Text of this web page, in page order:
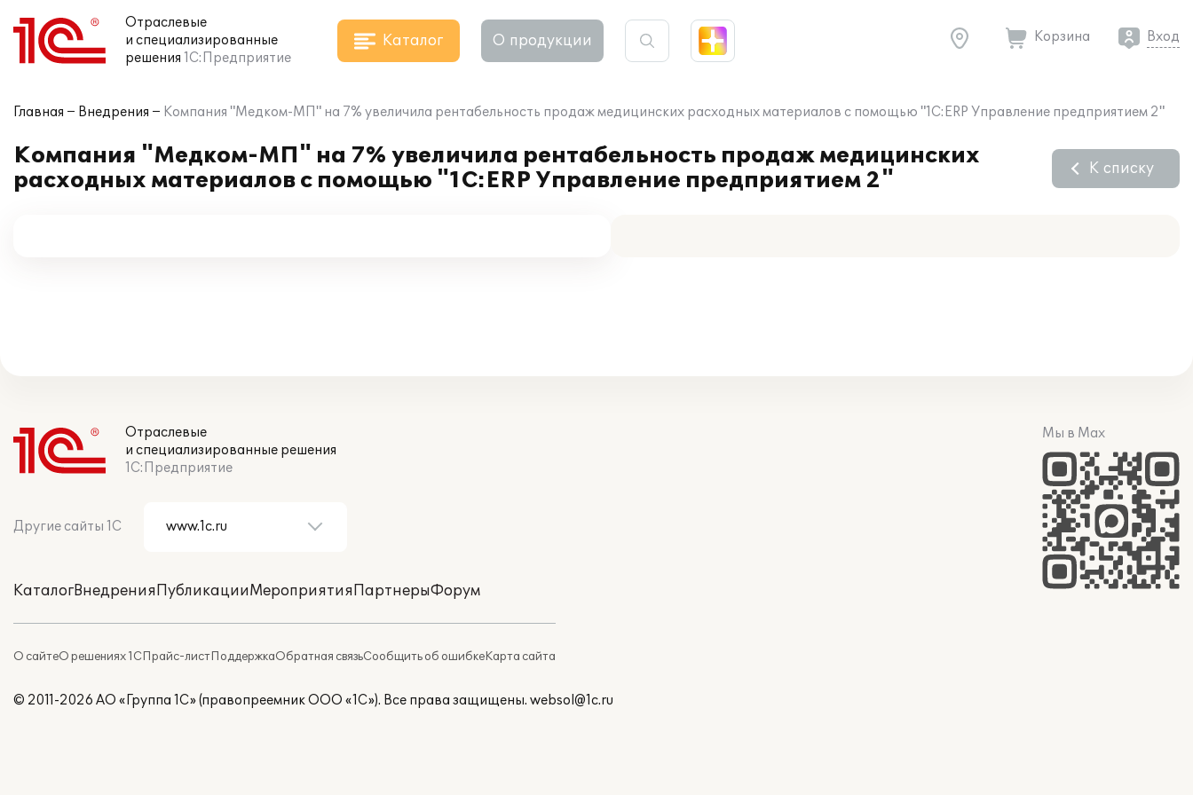
Отраслевые
и специализированные
решения 1С:Предприятие
Каталог О продукции Корзина Вход
Главная Внедрения Компания "Медком-МП" на 7% увеличила рентабельность продаж медицинских расходных материалов с помощью "1С:ERP Управление предприятием 2"
Компания "Медком-МП" на 7% увеличила рентабельность продаж медицинских
расходных материалов с помощью "1С:ERP Управление предприятием 2"
К списку
Отраслевые
и специализированные решения
1С:Предприятие
Другие сайты 1С
КаталогВнедренияПубликацииМероприятияПартнерыФорум
О сайтеО решениях 1СПрайс-листПоддержкаОбратная связьСообщить об ошибкеКарта сайта
Мы в Max
© 2011-2026 АО «Группа 1С» (правопреемник ООО «1С»). Все права защищены. websol@1c.ru